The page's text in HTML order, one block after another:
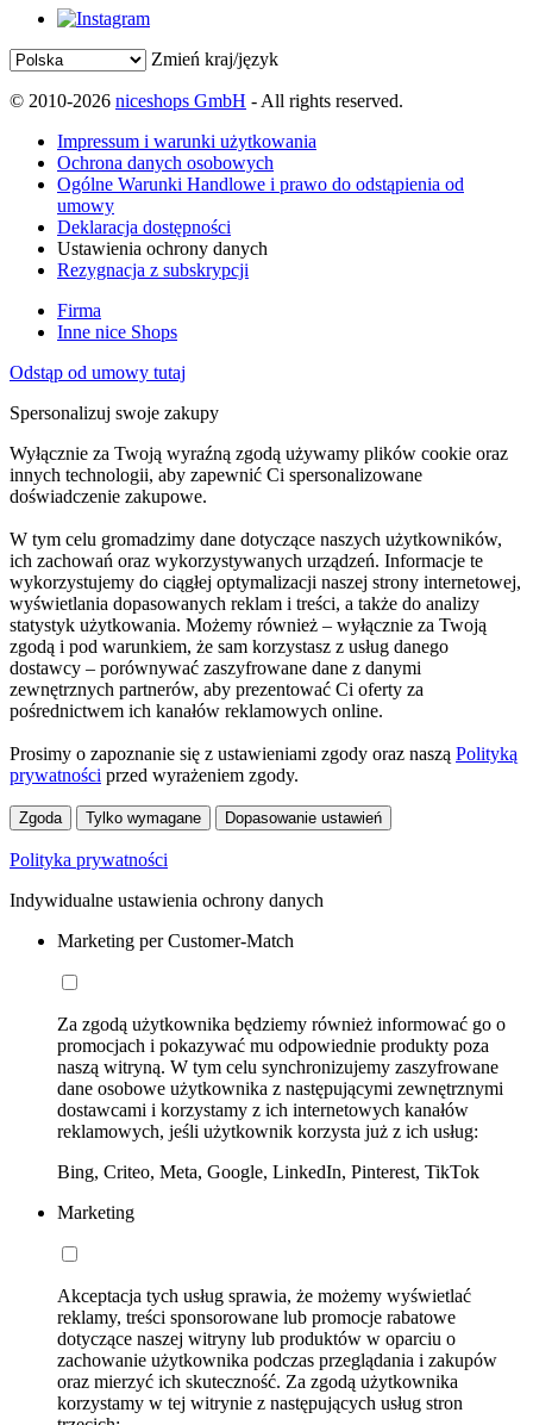
Zmień kraj/język
© 2010-2026 niceshops GmbH - All rights reserved.
Impressum i warunki użytkowania
Ochrona danych osobowych
Ogólne Warunki Handlowe i prawo do odstąpienia od
umowy
Deklaracja dostępności
Ustawienia ochrony danych
Rezygnacja z subskrypcji
Firma
Inne nice Shops
Odstąp od umowy tutaj
Spersonalizuj swoje zakupy
Wyłącznie za Twoją wyraźną zgodą używamy plików cookie oraz
innych technologii, aby zapewnić Ci spersonalizowane
doświadczenie zakupowe.
W tym celu gromadzimy dane dotyczące naszych użytkowników,
ich zachowań oraz wykorzystywanych urządzeń. Informacje te
wykorzystujemy do ciągłej optymalizacji naszej strony internetowej,
wyświetlania dopasowanych reklam i treści, a także do analizy
statystyk użytkowania. Możemy również – wyłącznie za Twoją
zgodą i pod warunkiem, że sam korzystasz z usług danego
dostawcy – porównywać zaszyfrowane dane z danymi
zewnętrznych partnerów, aby prezentować Ci oferty za
pośrednictwem ich kanałów reklamowych online.
Prosimy o zapoznanie się z ustawieniami zgody oraz naszą Polityką
prywatności przed wyrażeniem zgody.
Zgoda Tylko wymagane Dopasowanie ustawień
Polityka prywatności
Indywidualne ustawienia ochrony danych
Marketing per Customer-Match
Za zgodą użytkownika będziemy również informować go o
promocjach i pokazywać mu odpowiednie produkty poza
naszą witryną. W tym celu synchronizujemy zaszyfrowane
dane osobowe użytkownika z następującymi zewnętrznymi
dostawcami i korzystamy z ich internetowych kanałów
reklamowych, jeśli użytkownik korzysta już z ich usług:
Bing, Criteo, Meta, Google, LinkedIn, Pinterest, TikTok
Marketing
Akceptacja tych usług sprawia, że możemy wyświetlać
reklamy, treści sponsorowane lub promocje rabatowe
dotyczące naszej witryny lub produktów w oparciu o
zachowanie użytkownika podczas przeglądania i zakupów
oraz mierzyć ich skuteczność. Za zgodą użytkownika
korzystamy w tej witrynie z następujących usług stron